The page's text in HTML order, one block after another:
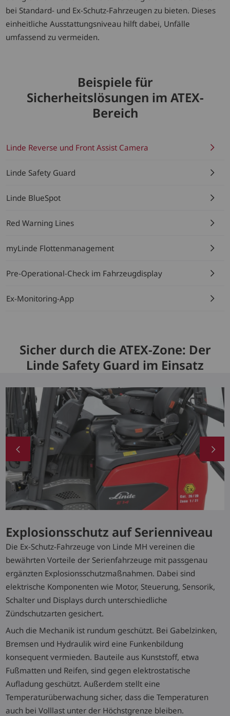
bei Standard- und Ex-Schutz-Fahrzeugen zu bieten. Dieses
einheitliche Ausstattungsniveau hilft dabei, Unfälle
umfassend zu vermeiden.
Beispiele für
Sicherheitslösungen im ATEX-
Bereich
Linde Reverse und Front Assist Camera
Linde Safety Guard
Linde BlueSpot
Red Warning Lines
myLinde Flottenmanagement
Pre-Operational-Check im Fahrzeugdisplay
Ex-Monitoring-App
Sicher durch die ATEX-Zone: Der
Linde Safety Guard im Einsatz
Explosionsschutz auf Serienniveau
Die Ex-Schutz-Fahrzeuge von Linde MH vereinen die
bewährten Vorteile der Serienfahrzeuge mit passgenau
ergänzten Explosionsschutzmaßnahmen. Dabei sind
elektrische Komponenten wie Motor, Steuerung, Sensorik,
Schalter und Displays durch unterschiedliche
Zündschutzarten gesichert.
Auch die Mechanik ist rundum geschützt. Bei Gabelzinken,
Bremsen und Hydraulik wird eine Funkenbildung
konsequent vermieden. Bauteile aus Kunststoff, etwa
Fußmatten und Reifen, sind gegen elektrostatische
Aufladung geschützt. Außerdem stellt eine
Temperaturüberwachung sicher, dass die Temperaturen
auch bei Volllast unter der Höchstgrenze bleiben.